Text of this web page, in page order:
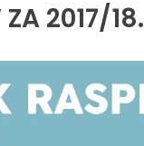
2017/18.